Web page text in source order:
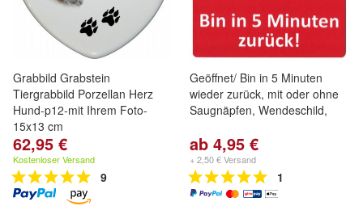
Grabbild Grabstein
Tiergrabbild Porzellan Herz
Hund-p12-mit Ihrem Foto-
15x13 cm
62,95 €
Kostenloser Versand
9
Geöffnet/ Bin in 5 Minuten
wieder zurück, mit oder ohne
Saugnäpfen, Wendeschild,
ab 4,95 €
+ 2,50 € Versand
1